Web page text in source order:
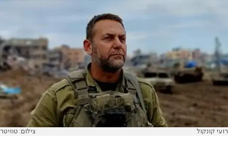
רועי קונקול צילום: טוויטר